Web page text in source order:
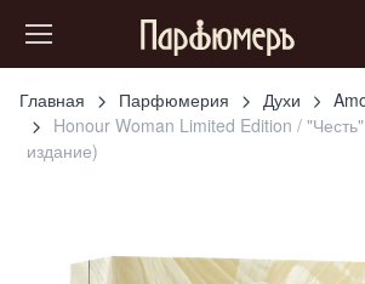
Главная Парфюмерия Духи
Honour Woman Limited Edition /
издание)